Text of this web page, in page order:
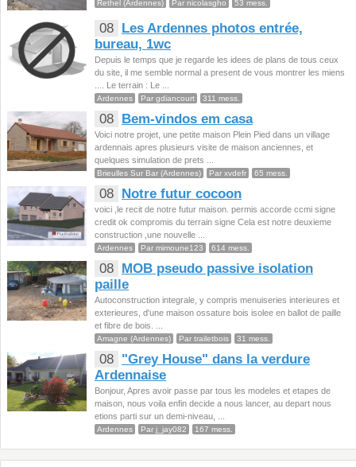
Rethel (Ardennes) Par nicolasgho 53 mess.
08
Les Ardennes photos entrée,
bureau, 1wc
Depuis le temps que je regarde les idees de plans de tous ceux
du site, il me semble normal a present de vous montrer les miens
.... Le terrain : Le ...
Ardennes Par gdiancourt 311 mess.
08 Bem-vindos em casa
Voici notre projet, une petite maison Plein Pied dans un village
ardennais apres plusieurs visite de maison anciennes, et
quelques simulation de prets ...
Brieulles Sur Bar (Ardennes) Par xvdefr 65 mess.
08 Notre futur cocoon
voici ,le recit de notre futur maison. permis accorde ccmi signe
credit ok compromis du terrain signe Cela est notre deuxieme
construction ,une nouvelle ...
Ardennes Par mimoune123 614 mess.
08
MOB pseudo passive isolation
paille
Autoconstruction integrale, y compris menuiseries interieures et
exterieures, d'une maison ossature bois isolee en ballot de paille
et fibre de bois. ...
Amagne (Ardennes) Par trailetbois 31 mess.
08 "Grey House" dans la verdure
Ardennaise
Bonjour, Apres avoir passe par tous les modeles et etapes de
maison, nous voila enfin decide a nous lancer, au depart nous
etions parti sur un demi-niveau, ...
Ardennes Par j_jay082 167 mess.